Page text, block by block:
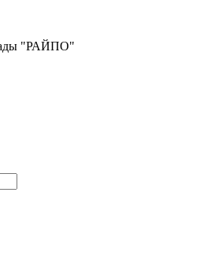
"РАЙПО"